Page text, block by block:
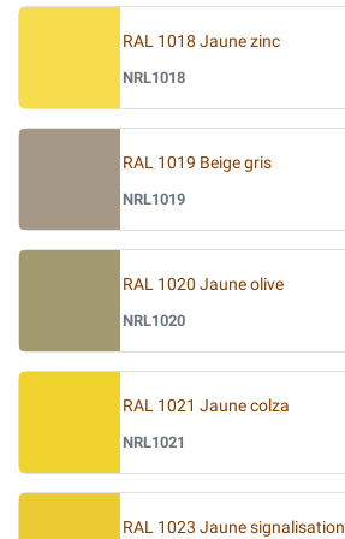
RAL 1018 Jaune zinc
NRL1018
RAL 1019 Beige gris
NRL1019
RAL 1020 Jaune olive
NRL1020
RAL 1021 Jaune colza
NRL1021
RAL 1023 Jaune signalisation